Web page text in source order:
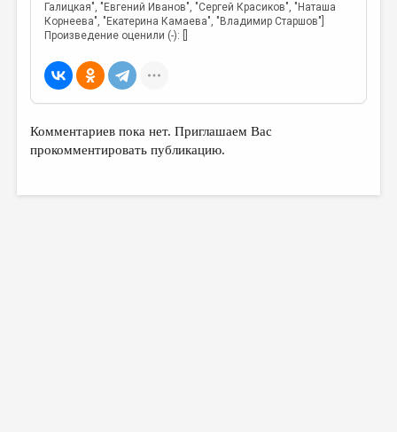
ОТ РЕДАКЦИИ
МАЛАЯ ПРОЗА
ЭССЕИСТИКА
ЛИТЕРАТУРОВЕДЕНИЕ
КУЛЬТУРОВЕДЕНИЕ
РЕЦЕНЗИРОВАНИЕ
Галицкая", "Евгений Иванов", "Сергей Красиков", "Наташа
Корнеева", "Екатерина Камаева", "Владимир Старшов"]
Произведение оценили (-): []
Комментариев пока нет. Приглашаем Вас
прокомментировать публикацию.